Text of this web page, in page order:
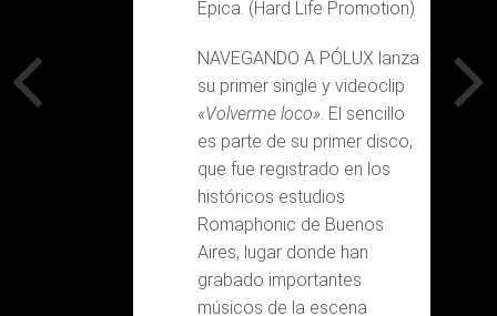
Epica. (Hard Life Promotion)
NAVEGANDO A PÓLUX lanza
su primer single y videoclip
«Volverme loco». El sencillo
es parte de su primer disco,
que fue registrado en los
históricos estudios
Romaphonic de Buenos
Aires, lugar donde han
grabado importantes
músicos de la escena